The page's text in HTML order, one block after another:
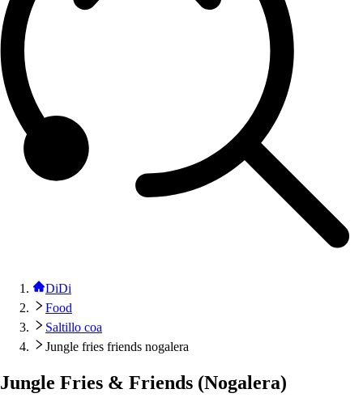
DiDi
Food
Saltillo coa
Jungle fries friends nogalera
Jungle Fries & Friends (Nogalera)